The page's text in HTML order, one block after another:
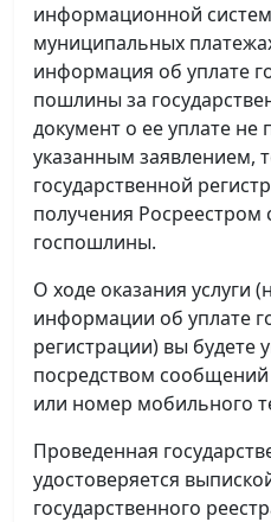
информационной
муниципальных
информация об уплате
пошлины за
документ о ее уплате не
указанным заявлением,
государственной
получения Росреестром
госпошлины.
О ходе оказания услуги
информации об уплате
регистрации) вы будете
посредством
или номер мобильного
Проведенная
удостоверяется
государственного